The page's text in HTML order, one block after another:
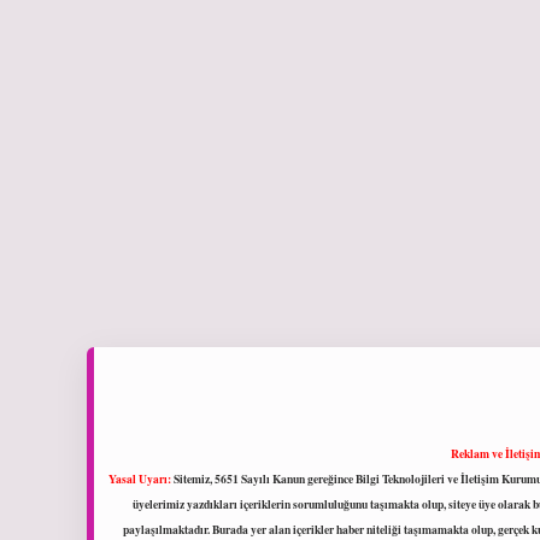
Reklam ve
Yasal Uyarı:Sitemiz, 5651 Sayılı Kanun gereğince Bilgi Teknolojileri ve İletişim
üyelerimiz yazdıkları içeriklerin sorumluluğunu taşımakta olup, siteye üye olarak
paylaşılmaktadır. Burada yer alan içerikler haber niteliği taşımamakta olup,